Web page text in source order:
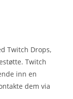
Twitch Drops,
Twitch
inn en
dem via